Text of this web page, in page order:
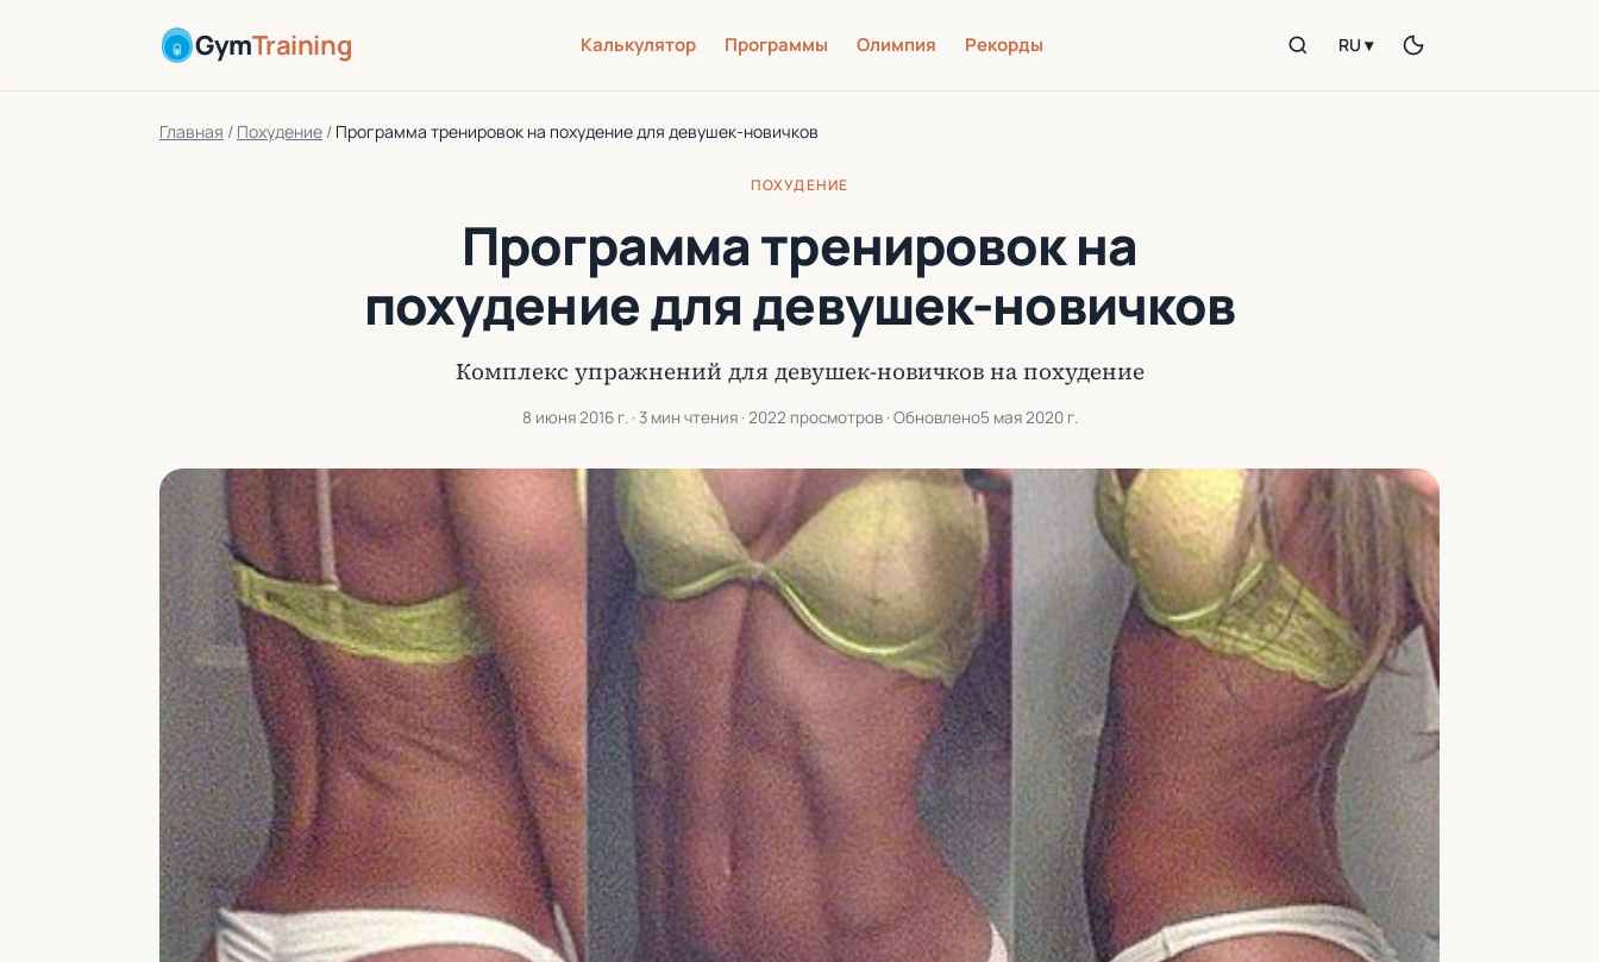
GymTraining Калькулятор Программы Олимпия Рекорды RU ▾
Главная / Похудение / Программа тренировок на похудение для девушек-новичков
ПОХУДЕНИЕ
Программа тренировок на
похудение для девушек-новичков
Комплекс упражнений для девушек-новичков на похудение
8 июня 2016 г.· 3 мин чтения · 2022 просмотров · Обновлено5 мая 2020 г.